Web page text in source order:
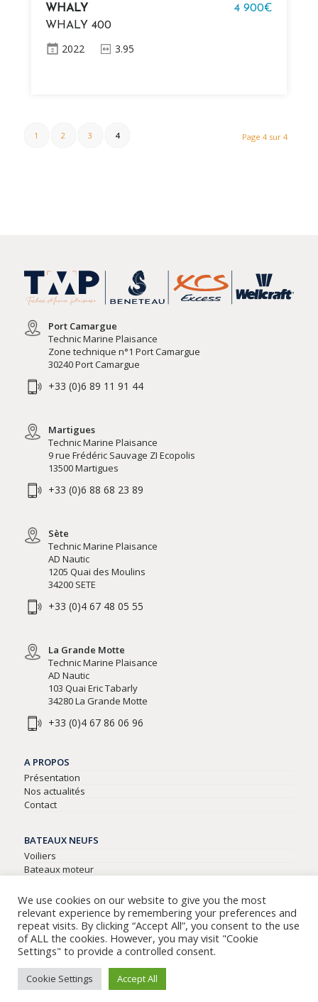
WHALY
WHALY 400
4 900€
2022 3.95
Page 4 sur 4
1 2 3 4
Port Camargue
Technic Marine Plaisance
Zone technique n°1 Port Camargue
30240 Port Camargue
+33 (0)6 89 11 91 44
Martigues
Technic Marine Plaisance
9 rue Frédéric Sauvage ZI Ecopolis
13500 Martigues
+33 (0)6 88 68 23 89
Sète
Technic Marine Plaisance
AD Nautic
1205 Quai des Moulins
34200 SETE
+33 (0)4 67 48 05 55
La Grande Motte
Technic Marine Plaisance
AD Nautic
103 Quai Eric Tabarly
34280 La Grande Motte
+33 (0)4 67 86 06 96
A PROPOS
Présentation
Nos actualités
Contact
BATEAUX NEUFS
Voiliers
Bateaux moteur
BATEAUX D’OCCASIONS
Tous nos bateaux d’occasion
© Copyright - Technic Marine Plaisance - Création angestudio.com -
We use cookies on our website to give you the most
relevant experience by remembering your preferences and
repeat visits. By clicking “Accept All”, you consent to the use
of ALL the cookies. However, you may visit "Cookie
Settings" to provide a controlled consent.
Cookie Settings Accept All